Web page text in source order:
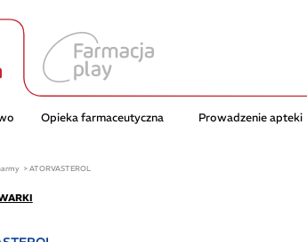
Opieka farmaceutyczna Prowadzenie apteki
ATORVASTEROL